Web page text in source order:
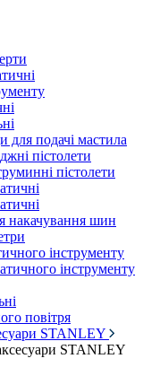
подачі мастила
пістолети
пістолети
накачування шин
інструменту
інструменту
повітря
STANLEY
STANLEY